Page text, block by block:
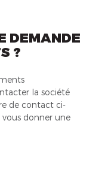
DEMANDE
?
la société
de contact ci-
vous donner une